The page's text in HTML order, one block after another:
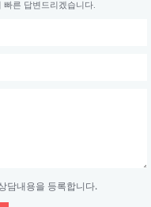
른 답변드리겠습니다.
담내용을 등록합니다.